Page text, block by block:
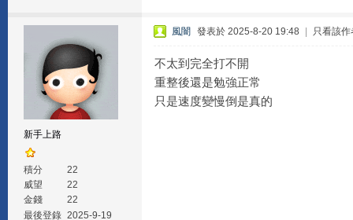
新手上路
積分
22
威望
22
金錢
22
最後登錄 2025-9-19
風闇 發表於 2025-8-20 19:48 只看該作
不太到完全打不開
重整後還是勉強正常
只是速度變慢倒是真的